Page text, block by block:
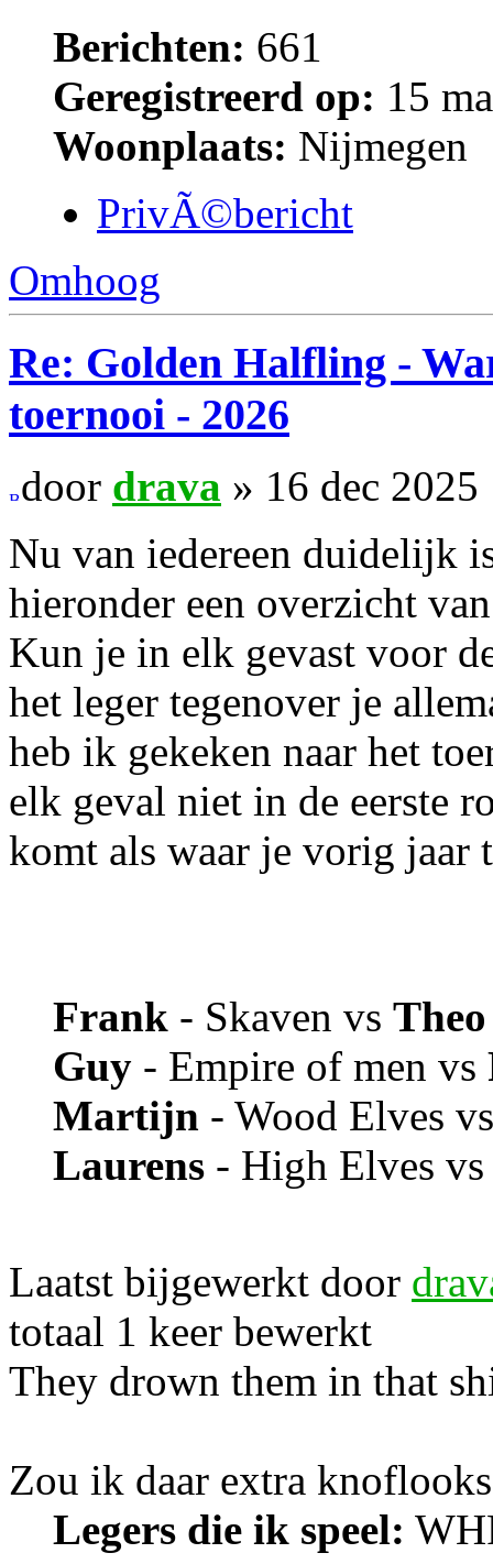
Berichten: 661
Geregistreerd op: 15
Woonplaats: Nijmegen
PrivÃ©bericht
Omhoog
Re: Golden Halfling -
toernooi - 2026
door drava » 16 dec 2025
Nu van iedereen duidelijk
hieronder een overzicht
Kun je in elk gevast voor
het leger tegenover je
heb ik gekeken naar het
elk geval niet in de eerste
komt als waar je vorig jaar
Frank - Skaven vs
Guy - Empire of men vs
Martijn - Wood Elves
Laurens - High Elves
Laatst bijgewerkt door
totaal 1 keer bewerkt
They drown them in that
Zou ik daar extra
Legers die ik speel: